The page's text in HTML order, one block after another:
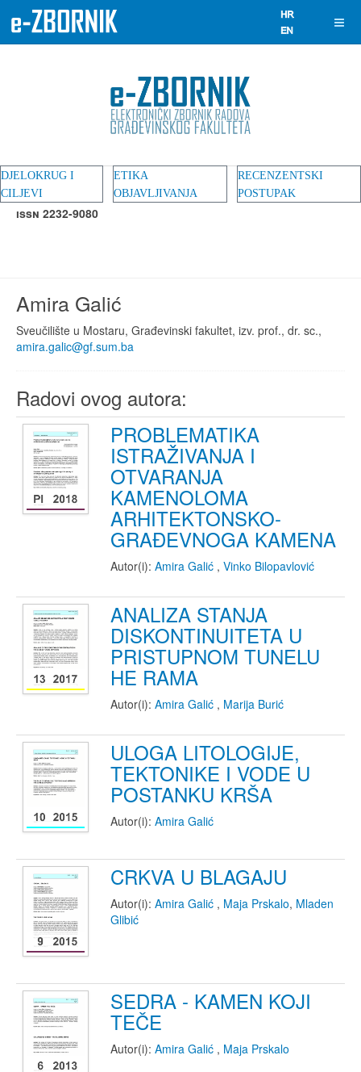
DJELOKRUG I
CILJEVI
ETIKA
OBJAVLJIVANJA
RECENZENTSKI
POSTUPAK
ISSN 2232-9080
Amira Galić
Sveučilište u Mostaru, Građevinski fakultet, izv. prof., dr. sc.,
amira.galic@gf.sum.ba
Radovi ovog autora:
PROBLEMATIKA
ISTRAŽIVANJA I
OTVARANJA
KAMENOLOMA
ARHITEKTONSKO-
GRAĐEVNOGA KAMENA
Autor(i): Amira Galić , Vinko Bilopavlović
ANALIZA STANJA
DISKONTINUITETA U
PRISTUPNOM TUNELU
HE RAMA
Autor(i): Amira Galić , Marija Burić
ULOGA LITOLOGIJE,
TEKTONIKE I VODE U
POSTANKU KRŠA
Autor(i): Amira Galić
CRKVA U BLAGAJU
Autor(i): Amira Galić , Maja Prskalo, Mladen
Glibić
SEDRA - KAMEN KOJI
TEČE
Autor(i): Amira Galić , Maja Prskalo